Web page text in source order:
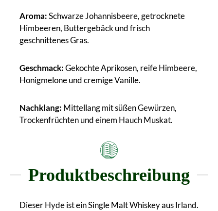
Aroma:Schwarze Johannisbeere, getrocknete
Himbeeren, Buttergebäck und frisch
geschnittenes Gras.
Geschmack:Gekochte Aprikosen, reife Himbeere,
Honigmelone und cremige Vanille.
Nachklang: Mittellang mit süßen Gewürzen,
Trockenfrüchten und einem Hauch Muskat.
Produktbeschreibung
Dieser Hyde ist ein Single Malt Whiskey aus Irland.